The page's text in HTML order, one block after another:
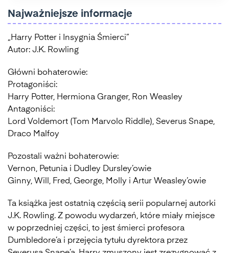
Najważniejsze informacje
„Harry Potter i Insygnia Śmierci”
Autor: J.K. Rowling
Główni bohaterowie:
Protagoniści:
Harry Potter, Hermiona Granger, Ron Weasley
Antagoniści:
Lord Voldemort (Tom Marvolo Riddle), Severus Snape,
Draco Malfoy
Pozostali ważni bohaterowie:
Vernon, Petunia i Dudley Dursley’owie
Ginny, Will, Fred, George, Molly i Artur Weasley’owie
Ta książka jest ostatnią częścią serii popularnej autorki
J.K. Rowling. Z powodu wydarzeń, które miały miejsce
w poprzedniej części, to jest śmierci profesora
Dumbledore’a i przejęcia tytułu dyrektora przez